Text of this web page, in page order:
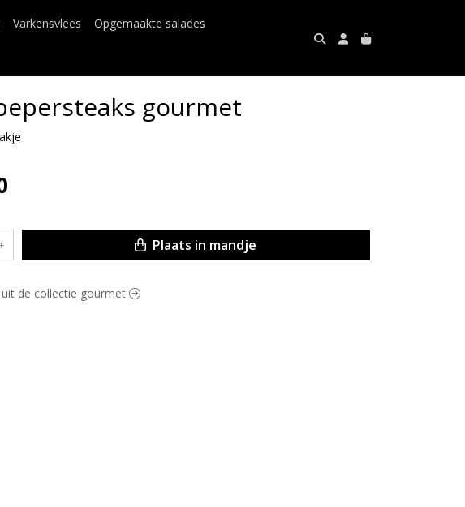
Varkensvlees
Opgemaakte salades
gourmet
Plaats in mandje
de collectie gourmet